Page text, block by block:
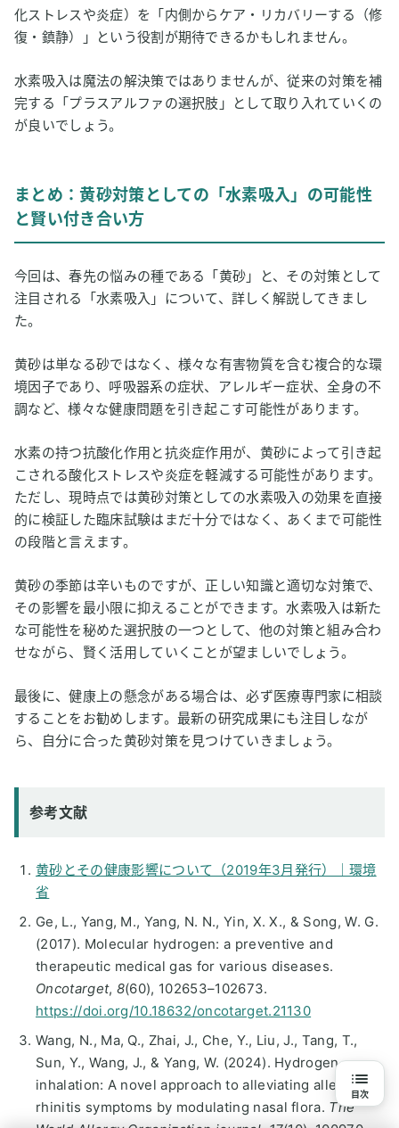
化ストレスや炎症）を「内側からケア・リカバリーする（修
復・鎮静）」という役割が期待できるかもしれません。
水素吸入は魔法の解決策ではありませんが、従来の対策を補
完する「プラスアルファの選択肢」として取り入れていくの
が良いでしょう。
まとめ：黄砂対策としての「水素吸入」の可能性
と賢い付き合い方
今回は、春先の悩みの種である「黄砂」と、その対策として
注目される「水素吸入」について、詳しく解説してきまし
た。
黄砂は単なる砂ではなく、様々な有害物質を含む複合的な環
境因子であり、呼吸器系の症状、アレルギー症状、全身の不
調など、様々な健康問題を引き起こす可能性があります。
水素の持つ抗酸化作用と抗炎症作用が、黄砂によって引き起
こされる酸化ストレスや炎症を軽減する可能性があります。
ただし、現時点では黄砂対策としての水素吸入の効果を直接
的に検証した臨床試験はまだ十分ではなく、あくまで可能性
の段階と言えます。
黄砂の季節は辛いものですが、正しい知識と適切な対策で、
その影響を最小限に抑えることができます。水素吸入は新た
な可能性を秘めた選択肢の一つとして、他の対策と組み合わ
せながら、賢く活用していくことが望ましいでしょう。
最後に、健康上の懸念がある場合は、必ず医療専門家に相談
することをお勧めします。最新の研究成果にも注目しなが
ら、自分に合った黄砂対策を見つけていきましょう。
参考文献
黄砂とその健康影響について（2019年3月発行）｜環境
省
Ge, L., Yang, M., Yang, N. N., Yin, X. X., & Song, W. G.
(2017). Molecular hydrogen: a preventive and
therapeutic medical gas for various diseases.
Oncotarget, 8(60), 102653–102673.
https://doi.org/10.18632/oncotarget.21130
Wang, N., Ma, Q., Zhai, J., Che, Y., Liu, J., Tang, T.,
Sun, Y., Wang, J., & Yang, W. (2024). Hydrogen
inhalation: A novel approach to alleviating allergic
rhinitis symptoms by modulating nasal flora. The
目次